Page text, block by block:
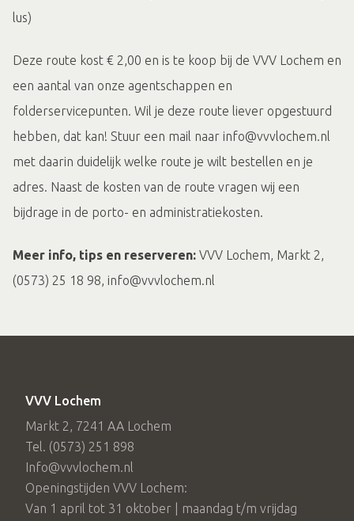
lus)
Deze route kost € 2,00 en is te koop bij de VVV Lochem en
een aantal van onze agentschappen en
folderservicepunten. Wil je deze route liever opgestuurd
hebben, dat kan! Stuur een mail naar info@vvvlochem.nl
met daarin duidelijk welke route je wilt bestellen en je
adres. Naast de kosten van de route vragen wij een
bijdrage in de porto- en administratiekosten.
Meer info, tips en reserveren: VVV Lochem, Markt 2,
(0573) 25 18 98, info@vvvlochem.nl
VVV Lochem
Markt 2, 7241 AA Lochem
Tel. (0573) 251 898
Info@vvvlochem.nl
Openingstijden VVV Lochem:
Van 1 april tot 31 oktober | maandag t/m vrijdag